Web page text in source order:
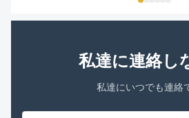
私達に連絡し
私達にいつでも連絡